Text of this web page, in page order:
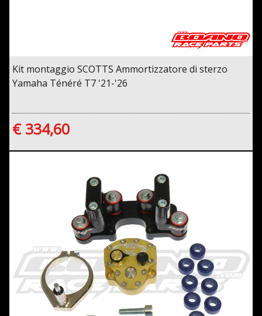
Kit montaggio SCOTTS Ammortizzatore di sterzo
Yamaha Ténéré T7 '21-'26
€ 334,60